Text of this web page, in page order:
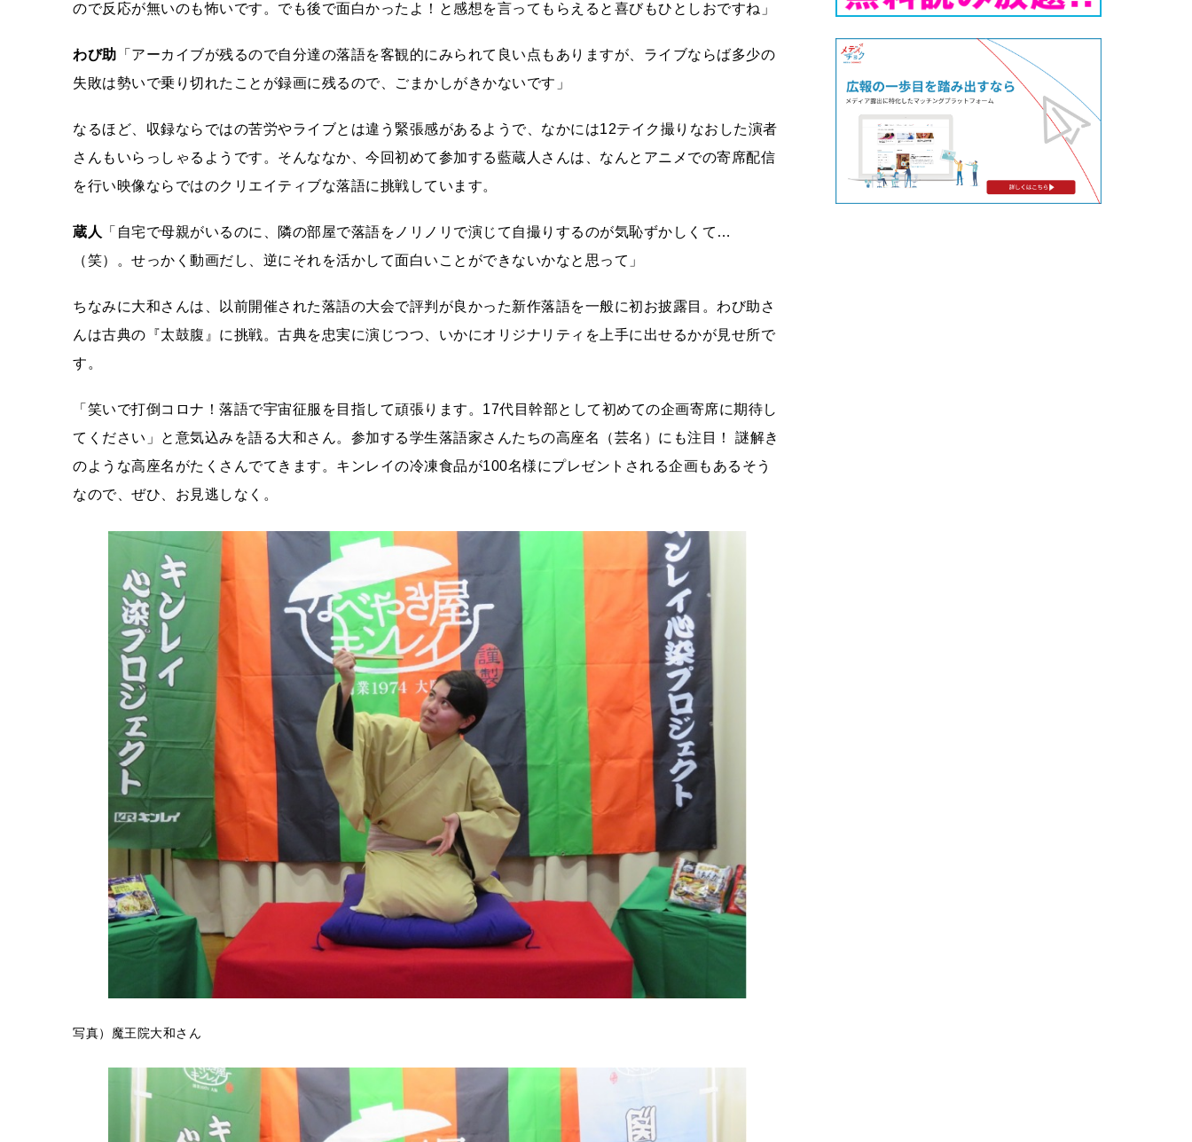
ので反応が無いのも怖いです。でも後で面白かったよ！と感想を言ってもらえると喜びもひとしおですね」
わび助 「アーカイブが残るので自分達の落語を客観的にみられて良い点もありますが、ライブならば多少の
失敗は勢いで乗り切れたことが録画に残るので、ごまかしがきかないです」
なるほど、収録ならではの苦労やライブとは違う緊張感があるようで、なかには12テイク撮りなおした演者
さんもいらっしゃるようです。そんななか、今回初めて参加する藍蔵人さんは、なんとアニメでの寄席配信
を行い映像ならではのクリエイティブな落語に挑戦しています。
蔵人
「自宅で母親がいるのに、隣の部屋で落語をノリノリで演じて自撮りするのが気恥ずかしくて…
（笑）。せっかく動画だし、逆にそれを活かして面白いことができないかなと思って」
ちなみに大和さんは、以前開催された落語の大会で評判が良かった新作落語を一般に初お披露目。わび助さ
んは古典の『太鼓腹』に挑戦。古典を忠実に演じつつ、いかにオリジナリティを上手に出せるかが見せ所で
す。
「笑いで打倒コロナ！落語で宇宙征服を目指して頑張ります。17代目幹部として初めての企画寄席に期待し
てください」と意気込みを語る大和さん。参加する学生落語家さんたちの高座名（芸名）にも注目！ 謎解き
のような高座名がたくさんでてきます。キンレイの冷凍食品が100名様にプレゼントされる企画もあるそう
なので、ぜひ、お見逃しなく。
写真）魔王院大和さん